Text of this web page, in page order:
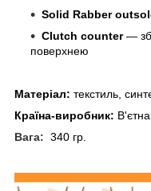
Solid Rabber
Clutch counter—
поверхнею
Матеріал: текстиль,
Країна-виробник:
Вага: 340 гр.